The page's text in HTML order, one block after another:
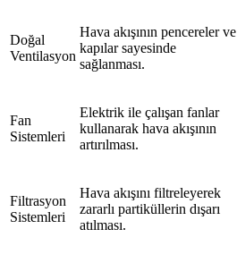
Doğal
Ventilasyon
Hava akışının pencereler ve
kapılar sayesinde
sağlanması.
Fan
Sistemleri
Elektrik ile çalışan fanlar
kullanarak hava akışının
artırılması.
Filtrasyon
Sistemleri
Hava akışını filtreleyerek
zararlı partiküllerin dışarı
atılması.